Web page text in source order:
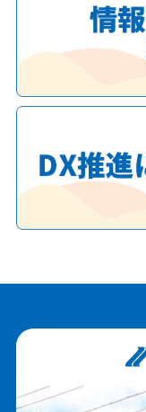
の最適化等を目的と
用する場合があります
なお、利用者は、ブ
することができます
利用いただけないこ
当社ウェブサイトに
が含まれる場合があ
ビスにおける個人情
ねますので、各事業
当社は、個人情報の
第10条（お問い合
個人情報の取扱いに